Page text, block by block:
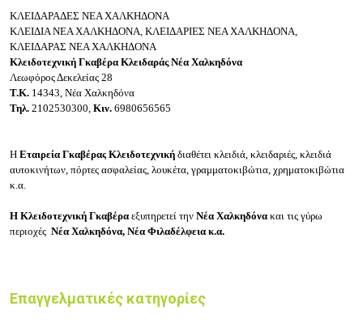
ΚΛΕΙΔΑΡΑΔΕΣ ΝΕΑ ΧΑΛΚΗΔΟΝΑ
ΚΛΕΙΔΙΑ ΝΕΑ ΧΑΛΚΗΔΟΝΑ, ΚΛΕΙΔΑΡΙΕΣ ΝΕΑ ΧΑΛΚΗΔΟΝΑ,
ΚΛΕΙΔΑΡΑΣ ΝΕΑ ΧΑΛΚΗΔΟΝΑ
Κλειδοτεχνική Γκαβέρα Κλειδαράς Νέα Χαλκηδόνα
Λεωφόρος Δεκελείας 28
Τ.Κ. 14343, Νέα Χαλκηδόνα
Τηλ. 2102530300, Κιν. 6980656565
Η Εταιρεία Γκαβέρας Κλειδοτεχνική διαθέτει κλειδιά, κλειδαριές, κλειδιά
αυτοκινήτων, πόρτες ασφαλείας, λουκέτα, γραμματοκιβώτια, χρηματοκιβώτια
κ.α.
Η Κλειδοτεχνική Γκαβέρα εξυπηρετεί την Νέα Χαλκηδόνα και τις γύρω
περιοχές Νέα Χαλκηδόνα, Νέα Φιλαδέλφεια κ.α.
Επαγγελματικές κατηγορίες